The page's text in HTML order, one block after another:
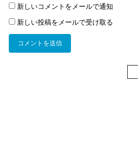
新しいコメントをメールで通知
新しい投稿をメールで受け取る